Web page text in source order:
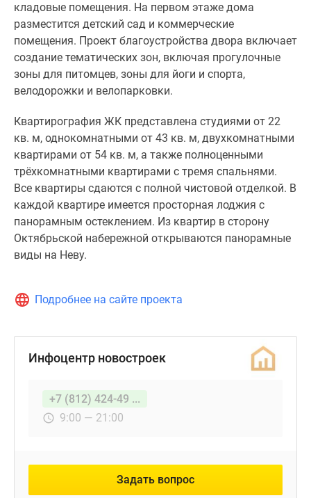
кладовые помещения. На первом этаже дома
разместится детский сад и коммерческие
помещения. Проект благоустройства двора включает
создание тематических зон, включая прогулочные
зоны для питомцев, зоны для йоги и спорта,
велодорожки и велопарковки.
Квартирография ЖК представлена студиями от 22
кв. м, однокомнатными от 43 кв. м, двухкомнатными
квартирами от 54 кв. м, а также полноценными
трёхкомнатными квартирами с тремя спальнями.
Все квартиры сдаются с полной чистовой отделкой. В
каждой квартире имеется просторная лоджия с
панорамным остеклением. Из квартир в сторону
Октябрьской набережной открываются панорамные
виды на Неву.
Подробнее на сайте проекта
Инфоцентр новостроек
+7 (812) 424-49 ...
9:00 — 21:00
Задать вопрос